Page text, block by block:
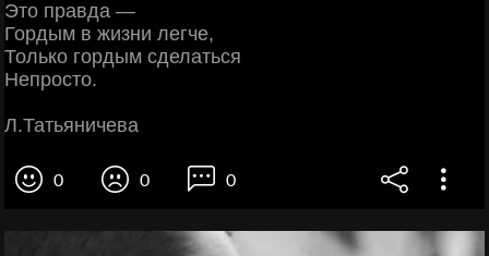
Это правда —
Гордым в жизни легче,
Только гордым сделаться
Непросто.
Л.Татьяничева
0 0 0